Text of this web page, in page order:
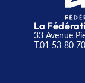
La
33 Avenue
T.01 53 80